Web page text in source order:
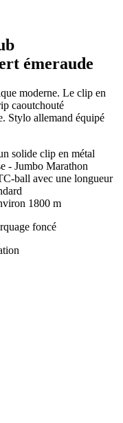
émeraude
moderne. Le clip en
caoutchouté
Stylo allemand équipé
solide clip en métal
- Jumbo Marathon
ball avec une longueur
1800 m
foncé